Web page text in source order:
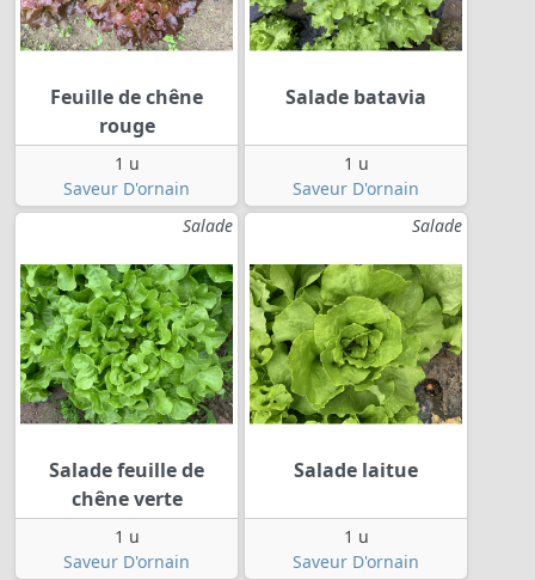
Feuille de chêne
rouge
1 u
Saveur D'ornain
Salade batavia
1 u
Saveur D'ornain
Salade
Salade feuille de
chêne verte
1 u
Saveur D'ornain
Salade
Salade laitue
1 u
Saveur D'ornain